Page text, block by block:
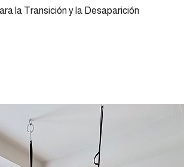
la Transición y la Desaparición